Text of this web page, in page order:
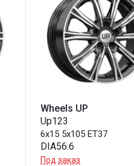
Wheels UP
Up123
6x15 5x105 ET37
DIA56.6
Под заказ